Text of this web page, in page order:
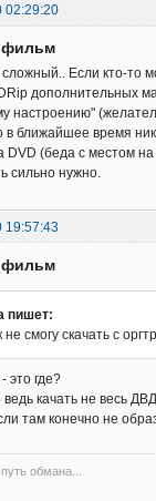
02:29:20
фильм
Если кто-то
дополнительных
настроению"
в ближайшее время
DVD (беда с местом на
сильно нужно.
19:57:43
фильм
пишет:
не смогу скачать с
это где?
качать не весь
там конечно не
обмана...